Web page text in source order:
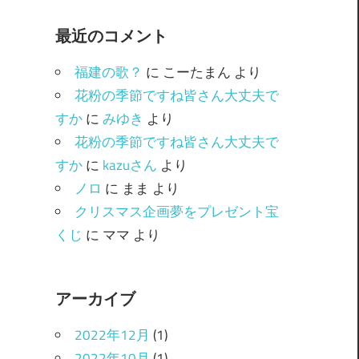
リ
ー
最近のコメント
福建の歌？ に こーたまん より
花粉の季節ですね皆さん大丈夫で
すかにみゆき より
花粉の季節ですね皆さん大丈夫で
すかに kazuさん より
ノロ に まま より
クリスマス企画夢をプレゼント宝
くじ に ママ より
アーカイブ
2022年12月 (1)